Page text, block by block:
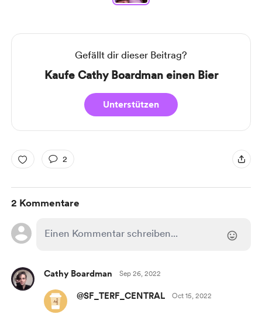
Gefällt dir dieser Beitrag?
Kaufe Cathy Boardman einen Bier
Unterstützen
2
2 Kommentare
Cathy Boardman Sep 26, 2022
@SF_TERF_CENTRAL Oct 15, 2022